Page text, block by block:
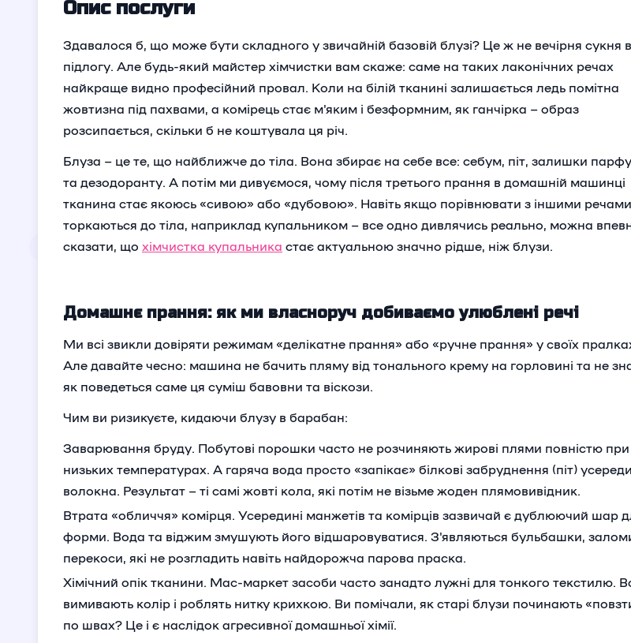
Опис послуги
Здавалося б, що може бути складного у звичайній базовій блузі? Це ж не вечірня сукня в
підлогу. Але будь-який майстер хімчистки вам скаже: саме на таких лаконічних речах
найкраще видно професійний провал. Коли на білій тканині залишається ледь помітна
жовтизна під пахвами, а комірець стає м'яким і безформним, як ганчірка – образ
розсипається, скільки б не коштувала ця річ.
Блуза – це те, що найближче до тіла. Вона збирає на себе все: себум, піт, залишки
та дезодоранту. А потім ми дивуємося, чому після третього прання в домашній машинці
тканина стає якоюсь «сивою» або «дубовою». Навіть якщо порівнювати з іншими
торкаються до тіла, наприклад купальником – все одно дивлячись реально, можна
сказати, що хімчистка купальника стає актуальною значно рідше, ніж блузи.
Домашнє прання: як ми власноруч добиваємо улюблені речі
Ми всі звикли довіряти режимам «делікатне прання» або «ручне прання» у своїх
Але давайте чесно: машина не бачить пляму від тонального крему на горловині та не
як поведеться саме ця суміш бавовни та віскози.
Чим ви ризикуєте, кидаючи блузу в барабан:
Заварювання бруду. Побутові порошки часто не розчиняють жирові плями повністю при
низьких температурах. А гаряча вода просто «запікає» білкові забруднення (піт)
волокна. Результат – ті самі жовті кола, які потім не візьме жоден плямовивідник.
Втрата «обличчя» комірця. Усередині манжетів та комірців зазвичай є дублюючий шар
форми. Вода та віджим змушують його відшаровуватися. З'являються бульбашки,
перекоси, які не розгладить навіть найдорожча парова праска.
Хімічний опік тканини. Мас-маркет засоби часто занадто лужні для тонкого текстилю.
вимивають колір і роблять нитку крихкою. Ви помічали, як старі блузи починають
по швах? Це і є наслідок агресивної домашньої хімії.